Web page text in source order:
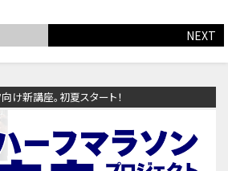
NEXT
け新講座。初夏スタート！